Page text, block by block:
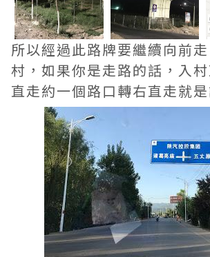
所以經過此路牌要繼續向前
村，如果你是走路的話，入村
直走約一個路口轉右直走就是